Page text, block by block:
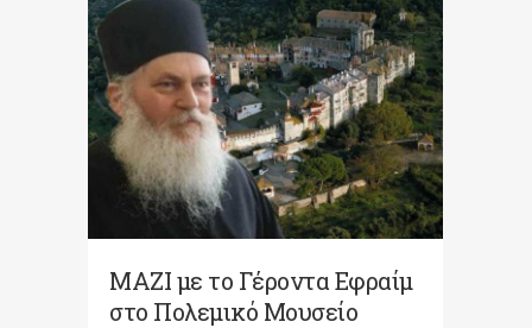
ΜΑΖΙ με το Γέροντα Εφραίμ
στο Πολεμικό Μουσείο